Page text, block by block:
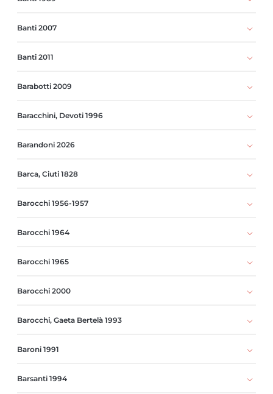
Banti 2007
Banti 2011
Barabotti 2009
Baracchini, Devoti 1996
Barandoni 2026
Barca, Ciuti 1828
Barocchi 1956-1957
Barocchi 1964
Barocchi 1965
Barocchi 2000
Barocchi, Gaeta Bertelà 1993
Baroni 1991
Barsanti 1994